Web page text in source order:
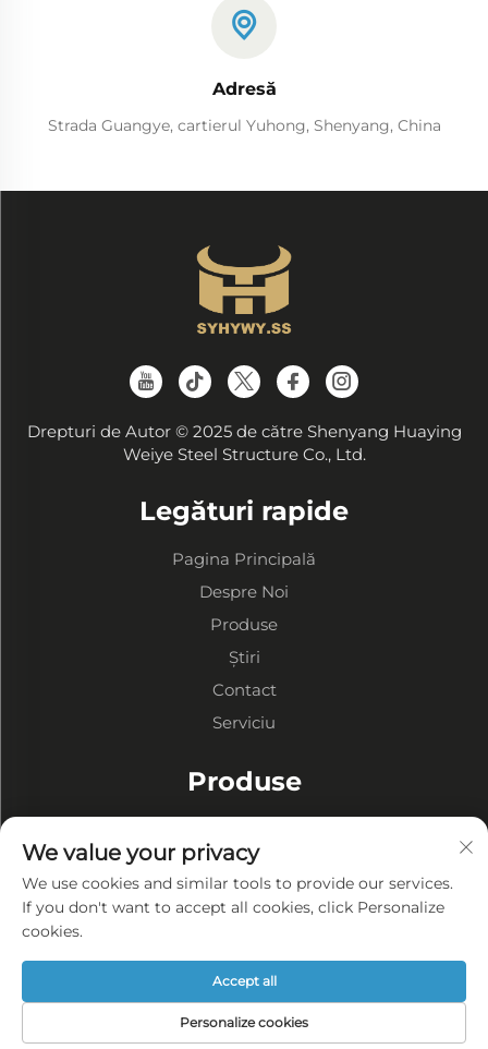
Adresă
Strada Guangye, cartierul Yuhong, Shenyang, China
Drepturi de Autor © 2025 de către Shenyang Huaying
Weiye Steel Structure Co., Ltd.
Legături rapide
Pagina Principală
Despre Noi
Produse
Știri
Contact
Serviciu
Produse
Ateliere cu Structură Metalică
Clădiri cu Structură Metalică
DESPRE COMPANIE
Politica de confidențialitate
We value your privacy
We use cookies and similar tools to provide our services.
If you don't want to accept all cookies, click Personalize
cookies.
Personalize cookies
Accept all